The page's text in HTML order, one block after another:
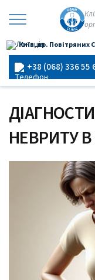
до
вмістуКиїв, пр. Повітряних
+38 (068) 336 55
Головна›Неврит
НЕВРИТУ В